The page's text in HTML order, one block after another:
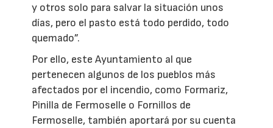
y otros solo para salvar la situación unos
días, pero el pasto está todo perdido, todo
quemado”.
Por ello, este Ayuntamiento al que
pertenecen algunos de los pueblos más
afectados por el incendio, como Formariz,
Pinilla de Fermoselle o Fornillos de
Fermoselle, también aportará por su cuenta